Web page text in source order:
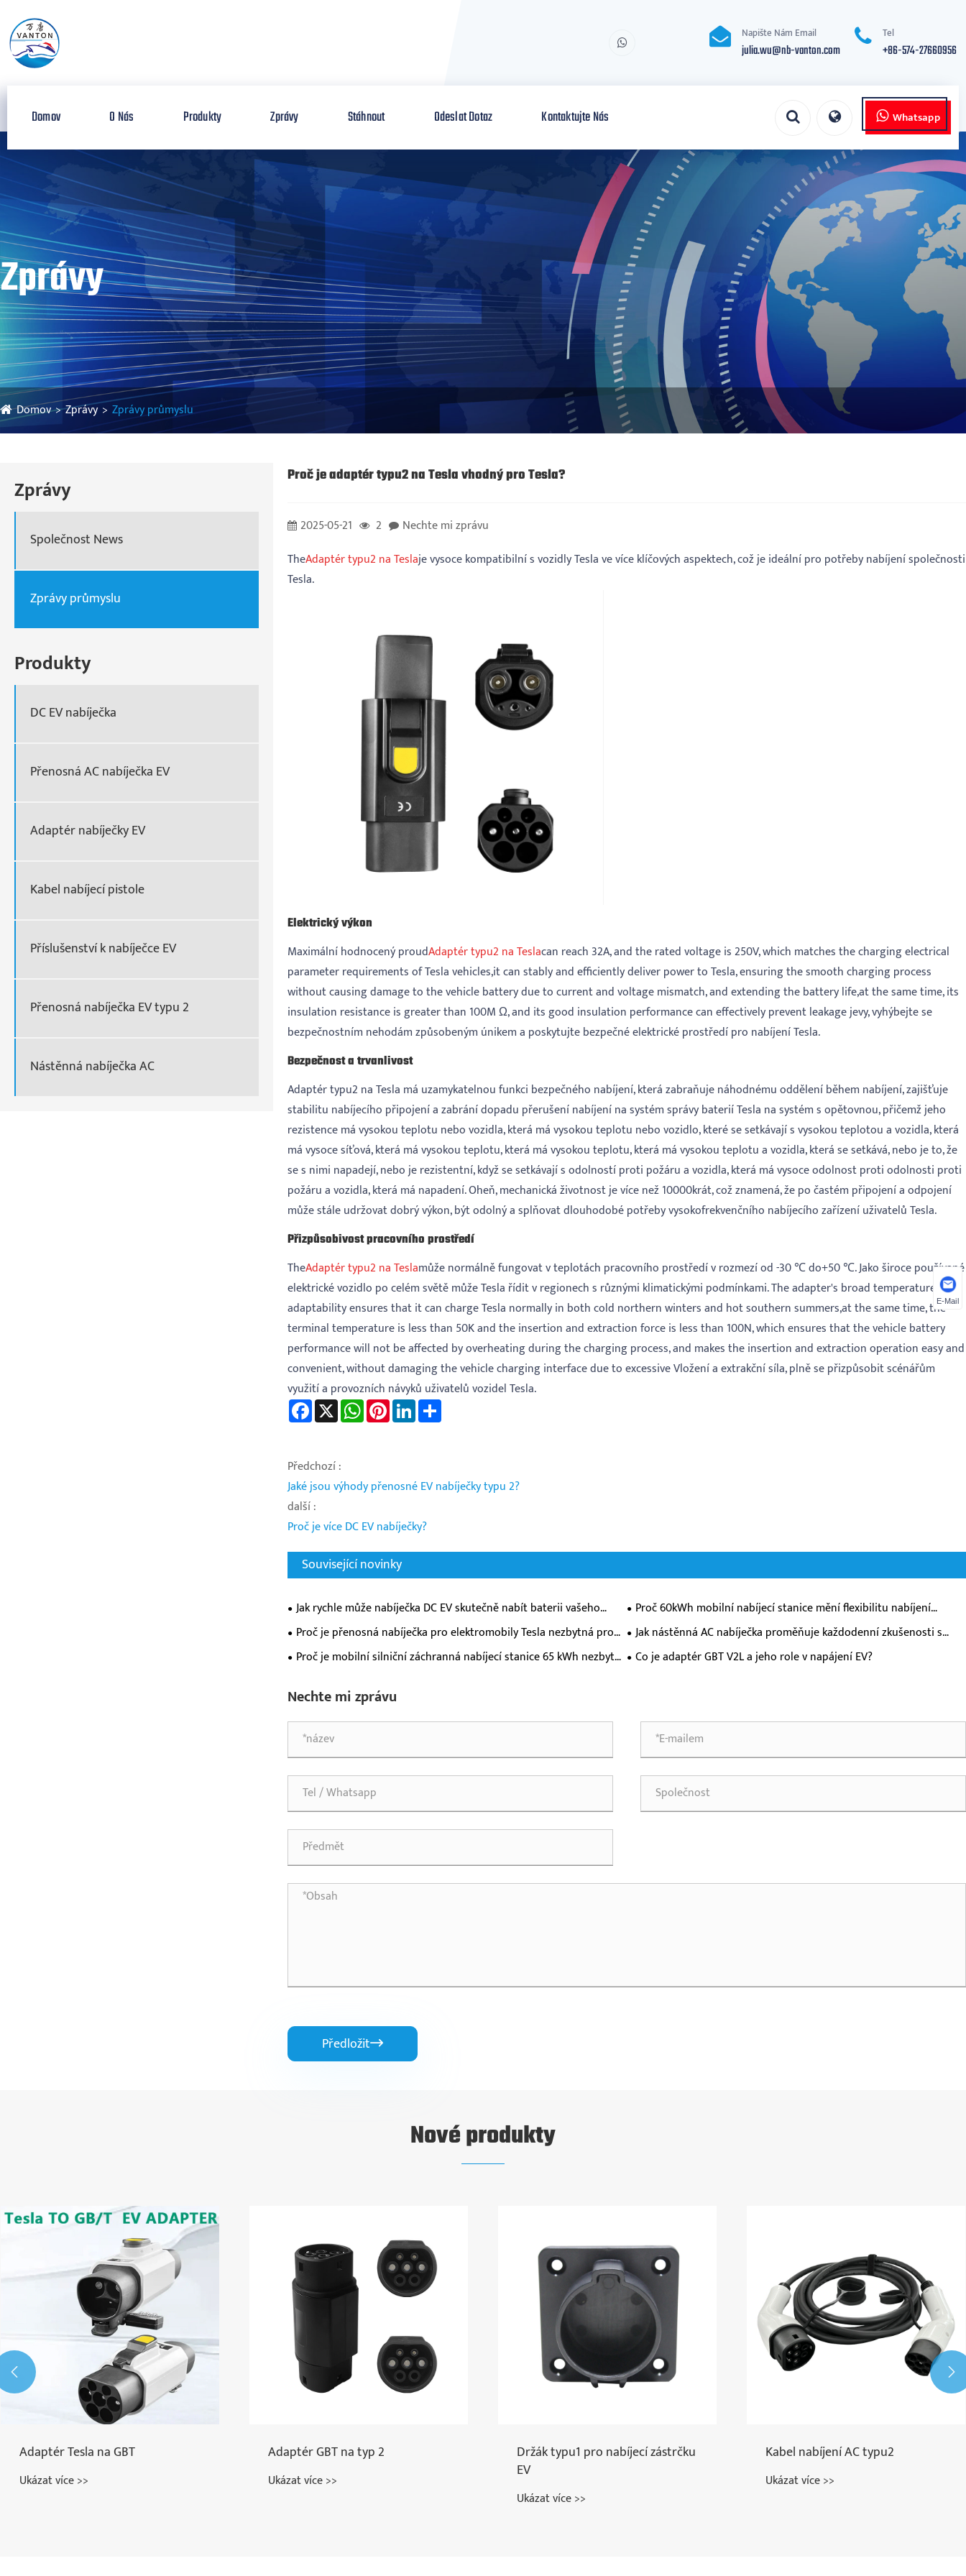
Napište Nám Email
julia.wu@nb-vanton.com
Tel
+86-574-27660956
Domov O Nás Produkty Zprávy Stáhnout Odeslat Dotaz Kontaktujte Nás Whatsapp
Zprávy
Domov Zprávy Zprávy průmyslu
Zprávy
Společnost News
Zprávy průmyslu
Produkty
DC EV nabíječka
Přenosná AC nabíječka EV
Adaptér nabíječky EV
Kabel nabíjecí pistole
Příslušenství k nabíječce EV
Přenosná nabíječka EV typu 2
Nástěnná nabíječka AC
Proč je adaptér typu2 na Tesla vhodný pro Tesla?
2025-05-21 2
Nechte mi zprávu
TheAdaptér typu2 na Teslaje vysoce kompatibilní s vozidly Tesla ve více klíčových aspektech, což je ideální pro potřeby nabíjení společnosti
Tesla.
Elektrický výkon
Maximální hodnocený proudAdaptér typu2 na Teslacan reach 32A, and the rated voltage is 250V, which matches the charging electrical
parameter requirements of Tesla vehicles,it can stably and efficiently deliver power to Tesla, ensuring the smooth charging process
without causing damage to the vehicle battery due to current and voltage mismatch, and extending the battery life,at the same time, its
insulation resistance is greater than 100M Ω, and its good insulation performance can effectively prevent leakage jevy, vyhýbejte se
bezpečnostním nehodám způsobeným únikem a poskytujte bezpečné elektrické prostředí pro nabíjení Tesla.
Bezpečnost a trvanlivost
Adaptér typu2 na Tesla má uzamykatelnou funkci bezpečného nabíjení, která zabraňuje náhodnému oddělení během nabíjení, zajišťuje
stabilitu nabíjecího připojení a zabrání dopadu přerušení nabíjení na systém správy baterií Tesla na systém s opětovnou, přičemž jeho
rezistence má vysokou teplotu nebo vozidla, která má vysokou teplotu nebo vozidlo, které se setkávají s vysokou teplotou a vozidla, která
má vysoce síťová, která má vysokou teplotu, která má vysokou teplotu, která má vysokou teplotu a vozidla, která se setkává, nebo je to, že
se s nimi napadejí, nebo je rezistentní, když se setkávají s odolností proti požáru a vozidla, která má vysoce odolnost proti odolnosti proti
požáru a vozidla, která má napadení. Oheň, mechanická životnost je více než 10000krát, což znamená, že po častém připojení a odpojení
může stále udržovat dobrý výkon, být odolný a splňovat dlouhodobé potřeby vysokofrekvenčního nabíjecího zařízení uživatelů Tesla.
Přizpůsobivost pracovního prostředí
TheAdaptér typu2 na Teslamůže normálně fungovat v teplotách pracovního prostředí v rozmezí od -30 ℃ do+50 ℃. Jako široce používané
elektrické vozidlo po celém světě může Tesla řídit v regionech s různými klimatickými podmínkami. The adapter's broad temperature
adaptability ensures that it can charge Tesla normally in both cold northern winters and hot southern summers,at the same time, the
terminal temperature is less than 50K and the insertion and extraction force is less than 100N, which ensures that the vehicle battery
performance will not be affected by overheating during the charging process, and makes the insertion and extraction operation easy and
convenient, without damaging the vehicle charging interface due to excessive Vložení a extrakční síla, plně se přizpůsobit scénářům
využití a provozních návyků uživatelů vozidel Tesla.
Facebook WhatsAppPinterestLinkedIn
Předchozí :
Jaké jsou výhody přenosné EV nabíječky typu 2?
další :
Proč je více DC EV nabíječky?
Související novinky
Jak rychle může nabíječka DC EV skutečně nabít baterii vašeho
elektromobilu?
Proč 60kWh mobilní nabíjecí stanice mění flexibilitu nabíjení
elektromobilů?
Proč je přenosná nabíječka pro elektromobily Tesla nezbytná pro
majitele moderních elektrických vozidel?
Jak nástěnná AC nabíječka proměňuje každodenní zkušenosti s
nabíjením elektromobilů?
Proč je mobilní silniční záchranná nabíjecí stanice 65 kWh nezbytná
Co je adaptér GBT V2L a jeho role v napájení EV?
Nechte mi zprávu
Předložit
Nové produkty
Adaptér Tesla na GBT
Ukázat více >>
Adaptér GBT na typ 2
Ukázat více >>
Držák typu1 pro nabíjecí zástrčku
EV
Ukázat více >>
Kabel nabíjení AC typu2
Ukázat více >>
 
E-Mail